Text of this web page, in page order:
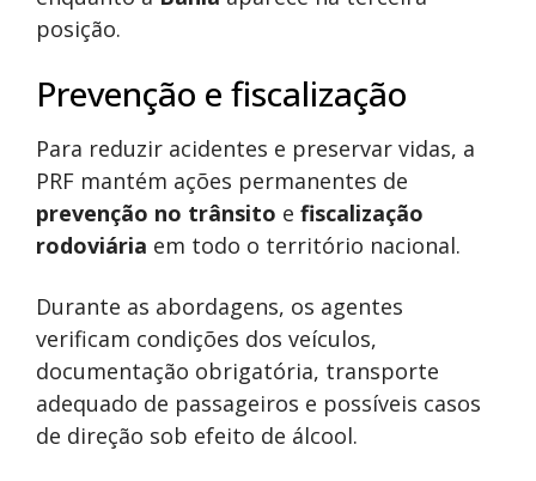
posição.
Prevenção e fiscalização
Para reduzir acidentes e preservar vidas, a
PRF mantém ações permanentes de
prevenção no trânsito e fiscalização
rodoviária em todo o território nacional.
Durante as abordagens, os agentes
verificam condições dos veículos,
documentação obrigatória, transporte
adequado de passageiros e possíveis casos
de direção sob efeito de álcool.